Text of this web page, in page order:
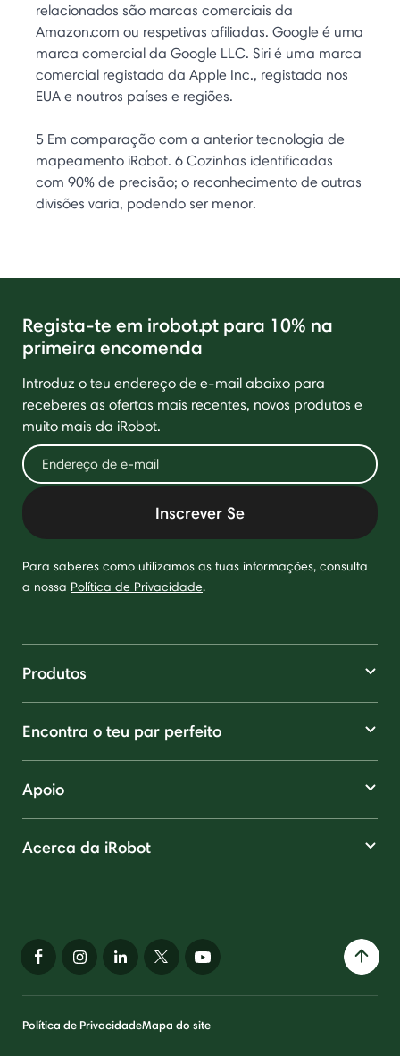
relacionados são marcas comerciais da
Amazon.com ou respetivas afiliadas. Google é uma
marca comercial da Google LLC. Siri é uma marca
comercial registada da Apple Inc., registada nos
EUA e noutros países e regiões.
5 Em comparação com a anterior tecnologia de
mapeamento iRobot. 6 Cozinhas identificadas
com 90% de precisão; o reconhecimento de outras
divisões varia, podendo ser menor.
Regista-te em irobot.pt para 10% na
primeira encomenda
Introduz o teu endereço de e-mail abaixo para
receberes as ofertas mais recentes, novos produtos e
muito mais da iRobot.
Inscrever Se
Para saberes como utilizamos as tuas informações, consulta
a nossa Política de Privacidade.
Produtos
Encontra o teu par perfeito
Apoio
Acerca da iRobot
Política de PrivacidadeMapa do site